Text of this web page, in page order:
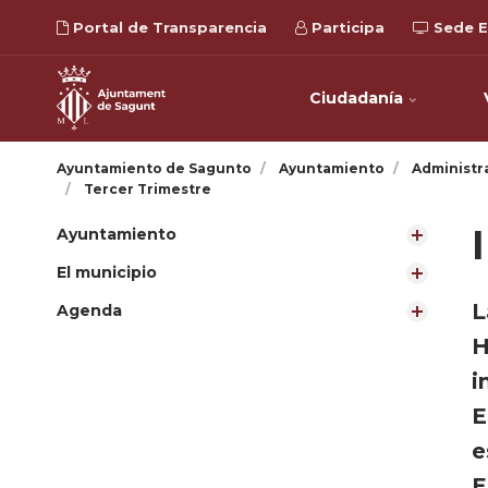
Portal de Transparencia Participa Sede
Ciudadanía
Ayuntamiento de Sagunto Ayuntamiento
Tercer Trimestre
Ayuntamiento
El municipio
Agenda